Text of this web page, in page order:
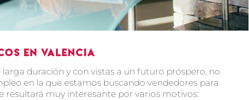
en Valencia
duración y con vistas a un futuro próspero, no
en la que estamos buscando vendedores para
resultará muy interesante por varios motivos: